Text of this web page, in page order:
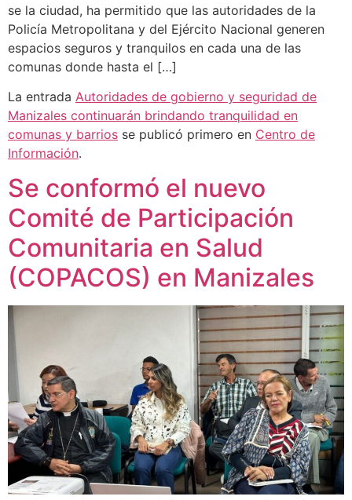
se la ciudad, ha permitido que las autoridades de la
Policía Metropolitana y del Ejército Nacional generen
espacios seguros y tranquilos en cada una de las
comunas donde hasta el […]
La entrada Autoridades de gobierno y seguridad de
Manizales continuarán brindando tranquilidad en
comunas y barrios se publicó primero en Centro de
Información.
Se conformó el nuevo
Comité de Participación
Comunitaria en Salud
(COPACOS) en Manizales